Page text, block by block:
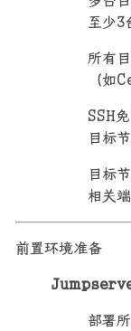
至少3
所有
（如
SSH
目标节
目标
相关
前置环境准备
部署